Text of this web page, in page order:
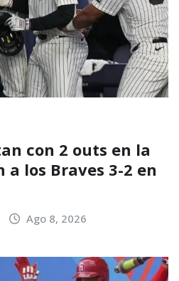
con 2 outs en la
a los Braves 3-2 en
Ago 8, 2026